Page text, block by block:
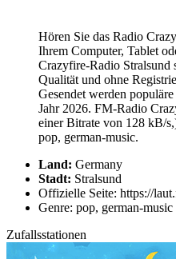
Hören Sie das Radio
Ihrem Computer, Tablet
Crazyfire-Radio Stralsund
Qualität und ohne
Gesendet werden
Jahr 2026. FM-Radio
einer Bitrate von 128 kB/
pop, german-music.
Land: Germany
Stadt: Stralsund
Offizielle Seite: https://
Genre: pop, german-music
Zufallsstationen